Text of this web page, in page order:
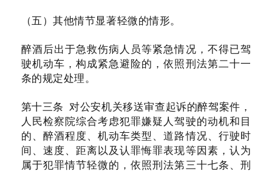
（五）其他情节显著轻微的情形。
醉酒后出于急救伤病人员等紧急情况，不得已驾
驶机动车，构成紧急避险的，依照刑法第二十一
条的规定处理。
第十三条 对公安机关移送审查起诉的醉驾案件，
人民检察院综合考虑犯罪嫌疑人驾驶的动机和目
的、醉酒程度、机动车类型、道路情况、行驶时
间、速度、距离以及认罪悔罪表现等因素，认为
属于犯罪情节轻微的，依照刑法第三十七条、刑